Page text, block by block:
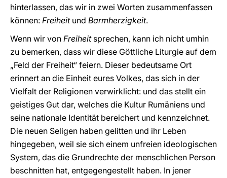
hinterlassen, das wir in zwei Worten zusammenfassen
können: Freiheitund Barmherzigkeit.
Wenn wir von Freiheitsprechen, kann ich nicht umhin
zu bemerken, dass wir diese Göttliche Liturgie auf dem
„Feld der Freiheit“ feiern. Dieser bedeutsame Ort
erinnert an die Einheit eures Volkes, das sich in der
Vielfalt der Religionen verwirklicht: und das stellt ein
geistiges Gut dar, welches die Kultur Rumäniens und
seine nationale Identität bereichert und kennzeichnet.
Die neuen Seligen haben gelitten und ihr Leben
hingegeben, weil sie sich einem unfreien ideologischen
System, das die Grundrechte der menschlichen Person
beschnitten hat, entgegengestellt haben. In jener